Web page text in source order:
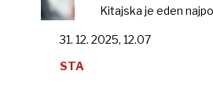
Kitajska je eden
31. 12. 2025, 12.07
STA